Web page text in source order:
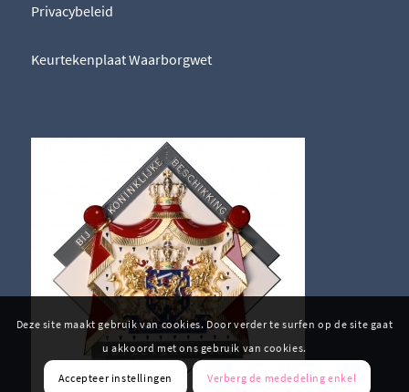
Privacybeleid
Keurtekenplaat Waarborgwet
Deze site maakt gebruik van cookies. Door verder te surfen op de site gaat
u akkoord met ons gebruik van cookies.
Accepteer instellingen Verberg de mededeling enkel